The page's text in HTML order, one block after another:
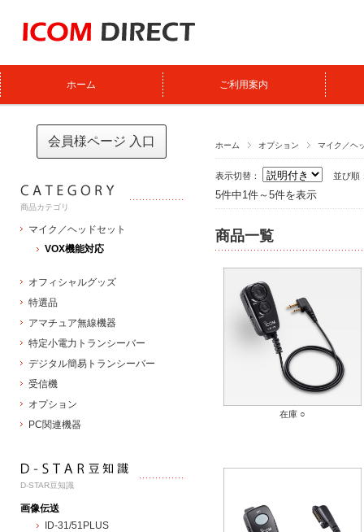
ホーム ご利用案内
ホーム オプション マイク／ヘ
表示切替： 並び順
5件中1件～5件を表示
商品一覧
在庫 ○
会員様ページ 入口
商品カテゴリ
マイク／ヘッドセット
VOX機能対応
オフィシャルグッズ
特選品
アマチュア無線機器
特定小電力トランシーバー
デジタル簡易トランシーバー
受信機
オプション
PC関連機器
D-STAR豆知識
画像伝送
ID-31/51PLUS